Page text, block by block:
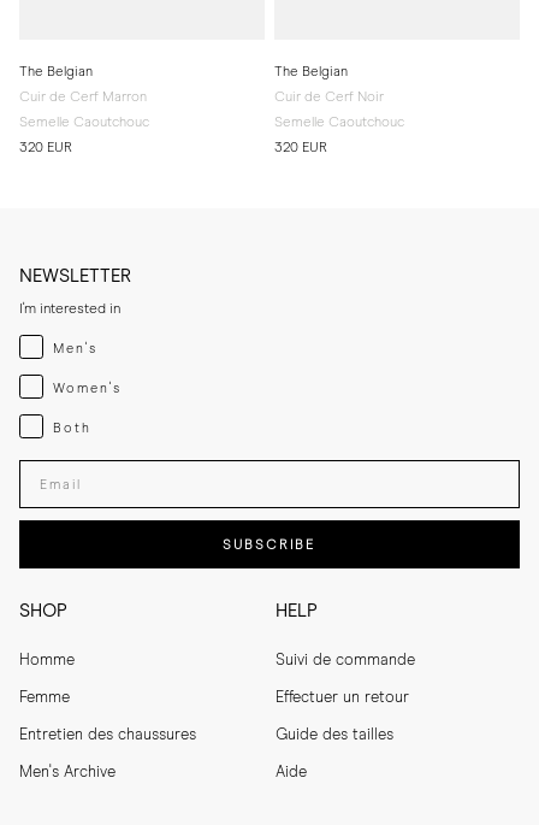
The Belgian
Cuir de Cerf Marron
Semelle Caoutchouc
320 EUR
The Belgian
Cuir de Cerf Noir
Semelle Caoutchouc
320 EUR
SHOP
Homme
Femme
Entretien des chaussures
Men's Archive
HELP
Suivi de commande
Effectuer un retour
Guide des tailles
Aide
NEWSLETTER
I'm interested in
Menswear
Men's
Womenswear
Women's
Both
Both
SUBSCRIBE